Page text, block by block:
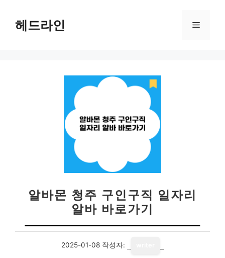
헤드라인 메
알바몬 청주 구인구직 일자리
알바 바로가기
2025-01-08 작성자: